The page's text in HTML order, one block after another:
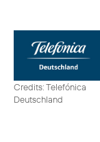
Credits: Telefónica
Deutschland